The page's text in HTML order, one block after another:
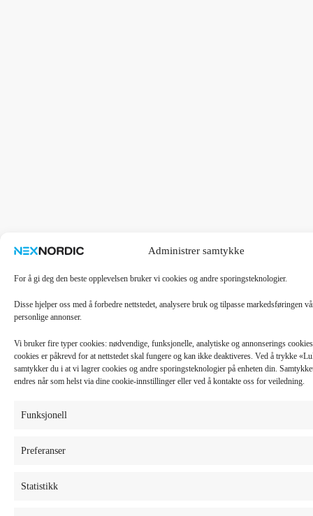
Administrer samtykke
For å gi deg den beste opplevelsen bruker vi cookies og andre sporingsteknologier.
Disse hjelper oss med å forbedre nettstedet, analysere bruk og tilpasse markedsføringen
personlige annonser.
Vi bruker fire typer cookies: nødvendige, funksjonelle, analytiske og annonserings
cookies er påkrevd for at nettstedet skal fungere og kan ikke deaktiveres. Ved å trykke
samtykker du i at vi lagrer cookies og andre sporingsteknologier på enheten din.
endres når som helst via dine cookie-innstillinger eller ved å kontakte oss for veiledning.
Funksjonell
Preferanser
Statistikk